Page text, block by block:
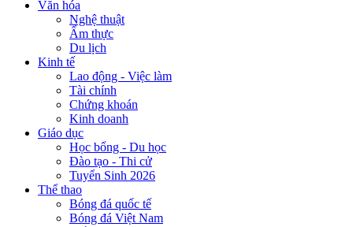
Văn hóa
Nghệ thuật
Ẩm thực
Du lịch
Kinh tế
Lao động - Việc làm
Tài chính
Chứng khoán
Kinh doanh
Giáo dục
Học bổng - Du học
Đào tạo - Thi cử
Tuyển Sinh 2026
Thể thao
Bóng đá quốc tế
Bóng đá Việt Nam